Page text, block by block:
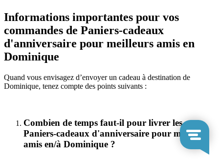
Informations importantes pour vos
commandes de Paniers-cadeaux
d'anniversaire pour meilleurs amis en
Dominique
Quand vous envisagez d’envoyer un cadeau à destination de
Dominique, tenez compte des points suivants :
Combien de temps faut-il pour livrer les
Paniers-cadeaux d'anniversaire pour meilleurs
amis en/à Dominique ?